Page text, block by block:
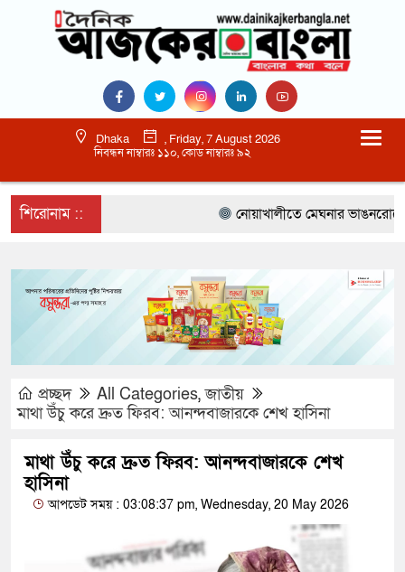
Dhaka
, Friday, 7 August 2026
নিবন্ধন নাম্বারঃ ১১০, কোড নাম্বারঃ ৯২
শিরোনাম :: নোয়াখালীতে মেঘনার ভাঙনরোধে
প্রচ্ছদ All Categories,জাতীয়
মাথা উঁচু করে দ্রুত ফিরব: আনন্দবাজারকে শেখ হাসিনা
মাথা উঁচু করে দ্রুত ফিরব: আনন্দবাজারকে শেখ
হাসিনা
আপডেট সময় : 03:08:37 pm, Wednesday, 20 May 2026